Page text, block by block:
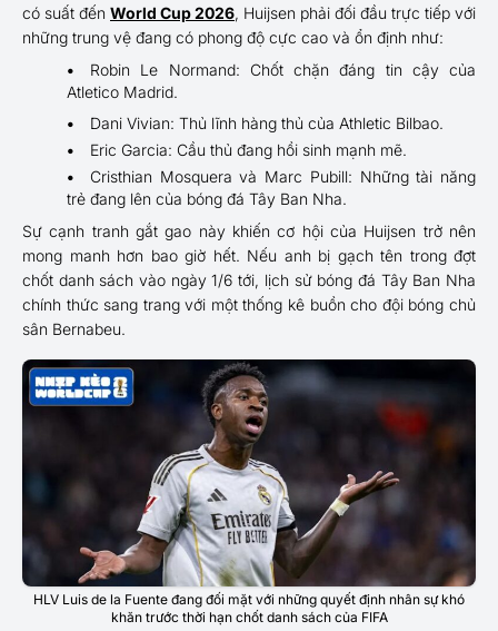
có suất đến World Cup 2026, Huijsen phải đối đầu trực tiếp với
những trung vệ đang có phong độ cực cao và ổn định như:
Robin Le Normand: Chốt chặn đáng tin cậy của
Atletico Madrid.
Dani Vivian: Thủ lĩnh hàng thủ của Athletic Bilbao.
Eric Garcia: Cầu thủ đang hồi sinh mạnh mẽ.
Cristhian Mosquera và Marc Pubill: Những tài năng
trẻ đang lên của bóng đá Tây Ban Nha.
Sự cạnh tranh gắt gao này khiến cơ hội của Huijsen trở nên
mong manh hơn bao giờ hết. Nếu anh bị gạch tên trong đợt
chốt danh sách vào ngày 1/6 tới, lịch sử bóng đá Tây Ban Nha
chính thức sang trang với một thống kê buồn cho đội bóng chủ
sân Bernabeu.
HLV Luis de la Fuente đang đối mặt với những quyết định nhân sự khó
khăn trước thời hạn chốt danh sách của FIFA